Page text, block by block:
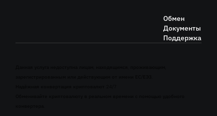
Обмен
Документы
Поддержка